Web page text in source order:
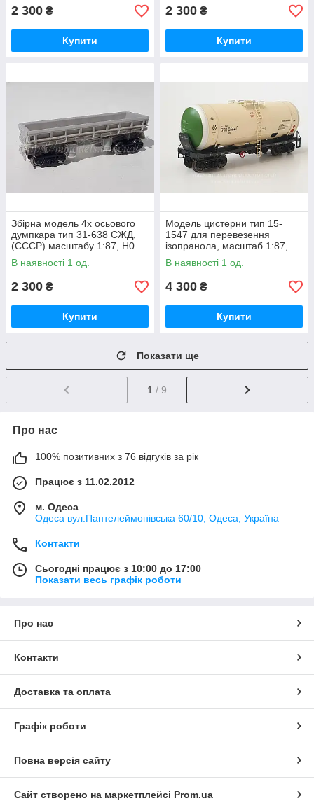
2 300 ₴
Купити
2 300 ₴
Купити
Збірна модель 4х осьового
думпкара тип 31-638 СЖД,
(CCCР) масштабу 1:87, H0
В наявності 1 од.
2 300 ₴
Купити
Модель цистерни тип 15-
1547 для перевезення
iзопранола, масштаб 1:87,
H0
В наявності 1 од.
4 300 ₴
Купити
Показати ще
1 / 9
Про нас
100% позитивних з 76 відгуків за рік
Працює з 11.02.2012
м. Одеса
Одеса вул.Пантелеймонівська 60/10, Одеса, Україна
Контакти
Сьогодні працює з 10:00 до 17:00
Показати весь графік роботи
Про нас
Контакти
Доставка та оплата
Графік роботи
Повна версія сайту
Сайт створено на маркетплейсі Prom.ua